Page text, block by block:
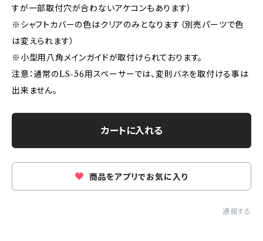
すが一部取付穴が合わないアケコンもあります）
※シャフトカバーの色はクリアのみとなります（別売パーツで色
は変えられます）
※小型用八角メインガイドが取付けられております。
注意：通常のLS-56用スペーサーでは、変則バネを取付ける事は
出来ません。
カートに入れる
商品をアプリでお気に入り
通報する